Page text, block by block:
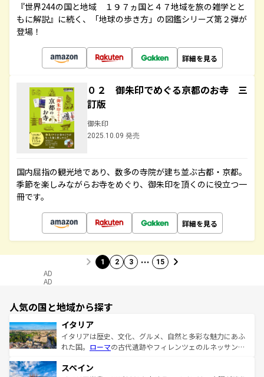
『世界244の国と地域 １９７ヵ国と４７地域を旅の雑学とと
もに解説』に続く、「地球の歩き方」の図鑑シリーズ第２弾が
登場！
詳細を見る
０２ 御朱印でめぐる京都のお寺 三
訂版
御朱印
2025.10.09 発売
国内屈指の観光地であり、数多の寺院が建ち並ぶ古都・京都。
季節を楽しみながらお寺をめぐり、御朱印を頂くのに役立つ一
冊です。
詳細を見る
1 2 3 … 15
AD
AD
人気の国と地域から探す
イタリア
イタリアは歴史、文化、グルメ、自然と多彩な魅力にあふ
れた国。 ローマの古代遺跡やフィレンツェのルネッサンス
ろん、トスカーナの美しい田園風景やアマルフィ海岸の絶
スペイン